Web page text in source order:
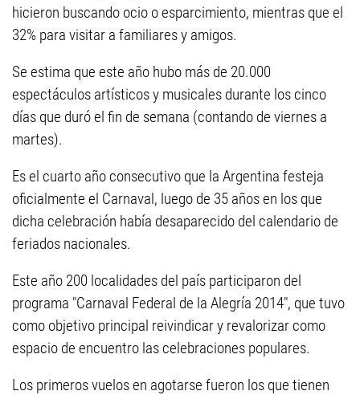
hicieron buscando ocio o esparcimiento, mientras que el
32% para visitar a familiares y amigos.
Se estima que este año hubo más de 20.000
espectáculos artísticos y musicales durante los cinco
días que duró el fin de semana (contando de viernes a
martes).
Es el cuarto año consecutivo que la Argentina festeja
oficialmente el Carnaval, luego de 35 años en los que
dicha celebración había desaparecido del calendario de
feriados nacionales.
Este año 200 localidades del país participaron del
programa "Carnaval Federal de la Alegría 2014", que tuvo
como objetivo principal reivindicar y revalorizar como
espacio de encuentro las celebraciones populares.
Los primeros vuelos en agotarse fueron los que tienen